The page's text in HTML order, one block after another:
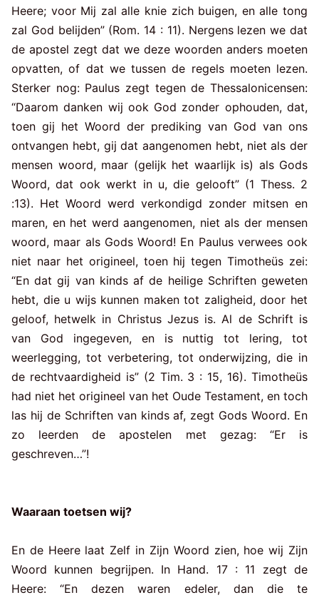
Heere; voor Mij zal alle knie zich buigen, en alle tong
zal God belijden” (Rom. 14 : 11). Nergens lezen we dat
de apostel zegt dat we deze woorden anders moeten
opvatten, of dat we tussen de regels moeten lezen.
Sterker nog: Paulus zegt tegen de Thessalonicensen:
“Daarom danken wij ook God zonder ophouden, dat,
toen gij het Woord der prediking van God van ons
ontvangen hebt, gij dat aangenomen hebt, niet als der
mensen woord, maar (gelijk het waarlijk is) als Gods
Woord, dat ook werkt in u, die gelooft” (1 Thess. 2
:13). Het Woord werd verkondigd zonder mitsen en
maren, en het werd aangenomen, niet als der mensen
woord, maar als Gods Woord! En Paulus verwees ook
niet naar het origineel, toen hij tegen Timotheüs zei:
“En dat gij van kinds af de heilige Schriften geweten
hebt, die u wijs kunnen maken tot zaligheid, door het
geloof, hetwelk in Christus Jezus is. Al de Schrift is
van God ingegeven, en is nuttig tot lering, tot
weerlegging, tot verbetering, tot onderwijzing, die in
de rechtvaardigheid is” (2 Tim. 3 : 15, 16). Timotheüs
had niet het origineel van het Oude Testament, en toch
las hij de Schriften van kinds af, zegt Gods Woord. En
zo leerden de apostelen met gezag: “Er is
geschreven…”!
Waaraan toetsen wij?
En de Heere laat Zelf in Zijn Woord zien, hoe wij Zijn
Woord kunnen begrijpen. In Hand. 17 : 11 zegt de
Heere: “En dezen waren edeler, dan die te